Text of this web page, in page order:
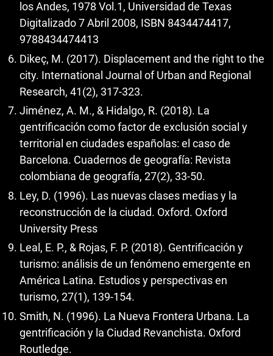
los Andes, 1978 Vol.1, Universidad de Texas
Digitalizado 7 Abril 2008, ISBN 8434474417,
9788434474413
Dikeç, M. (2017). Displacement and the right to the
city. International Journal of Urban and Regional
Research, 41(2), 317-323.
Jiménez, A. M., & Hidalgo, R. (2018). La
gentrificación como factor de exclusión social y
territorial en ciudades españolas: el caso de
Barcelona. Cuadernos de geografía: Revista
colombiana de geografía, 27(2), 33-50.
Ley, D. (1996). Las nuevas clases medias y la
reconstrucción de la ciudad. Oxford. Oxford
University Press
Leal, E. P., & Rojas, F. P. (2018). Gentrificación y
turismo: análisis de un fenómeno emergente en
América Latina. Estudios y perspectivas en
turismo, 27(1), 139-154.
Smith, N. (1996). La Nueva Frontera Urbana. La
gentrificación y la Ciudad Revanchista. Oxford
Routledge.